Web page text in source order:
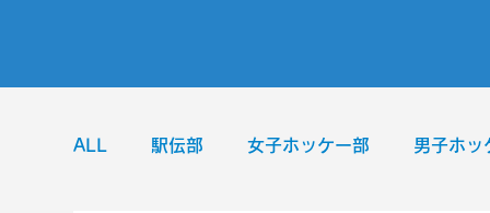
ALL 駅伝部 女子ホッケー部 男子ホッ